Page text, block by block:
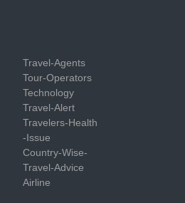
Travel-Agents
Tour-Operators
Technology
Travel-Alert
Travelers-Health
-Issue
Country-Wise-
Travel-Advice
Airline